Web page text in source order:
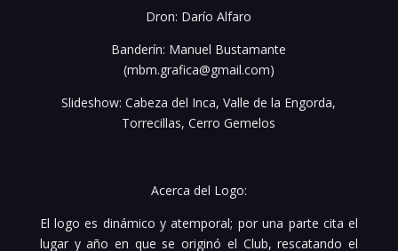
Dron: Darío Alfaro
Banderín: Manuel Bustamante
(mbm.grafica@gmail.com)
Slideshow: Cabeza del Inca, Valle de la Engorda,
Torrecillas, Cerro Gemelos
Acerca del Logo:
El logo es dinámico y atemporal; por una parte cita el
lugar y año en que se originó el Club, rescatando el